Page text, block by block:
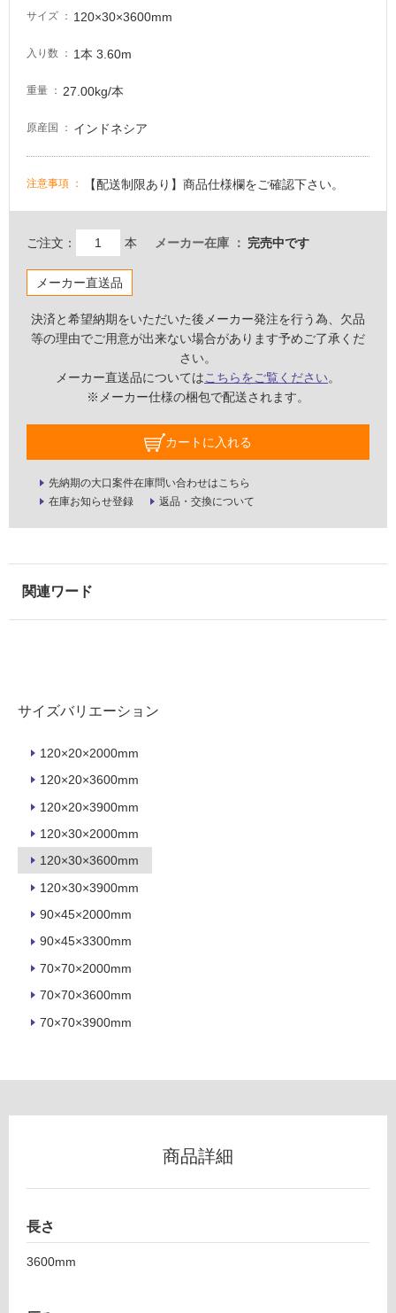
サイズ 120×30×3600mm
入り数 1本 3.60m
重量 27.00kg/本
原産国 インドネシア
注意事項 【配送制限あり】商品仕様欄をご確認下さい。
ご注文： 本 メーカー在庫 完売中です
メーカー直送品
決済と希望納期をいただいた後メーカー発注を行う為、欠品
等の理由でご用意が出来ない場合があります予めご了承くだ
さい。
メーカー直送品についてはこちらをご覧ください。
※メーカー仕様の梱包で配送されます。
カートに入れる
先納期の大口案件在庫問い合わせはこちら
在庫お知らせ登録
返品・交換について
サイズバリエーション
120×20×2000mm
120×20×3600mm
120×20×3900mm
120×30×2000mm
120×30×3600mm
120×30×3900mm
90×45×2000mm
90×45×3300mm
70×70×2000mm
70×70×3600mm
70×70×3900mm
屋
床・
床・
床・
駐
車
非
常
に
し
て
適
し
て
意
て
な
い
屋
内
壁・
屋
外
壁・
浴
室
可
能
地
商品詳細
長さ
3600mm